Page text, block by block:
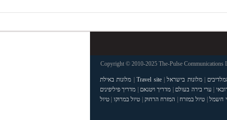
Copyright © 2010-2025 The-Pulse Communications
|מלונות בישראל|
Travel site
| מלונות באילת
| ערי בירה בעולם | מדריך ויטנאם | מדריך פיליפינים
חשמל| טיול במזרח | המזרח הרחוק | טיול במרוקו | טיול